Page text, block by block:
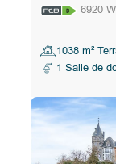
6920
1038 m²
1 Salle de